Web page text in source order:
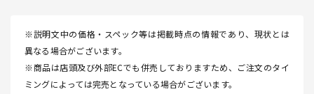
※説明文中の価格・スペック等は掲載時点の情報であり、現状とは
異なる場合がございます。
※商品は店頭及び外部ECでも併売しておりますため、ご注文のタイ
ミングによっては完売となっている場合がございます。